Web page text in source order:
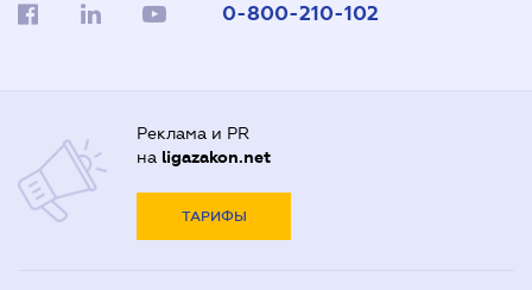
0-800-210-102
Реклама и PR
на ligazakon.net
ТАРИФЫ